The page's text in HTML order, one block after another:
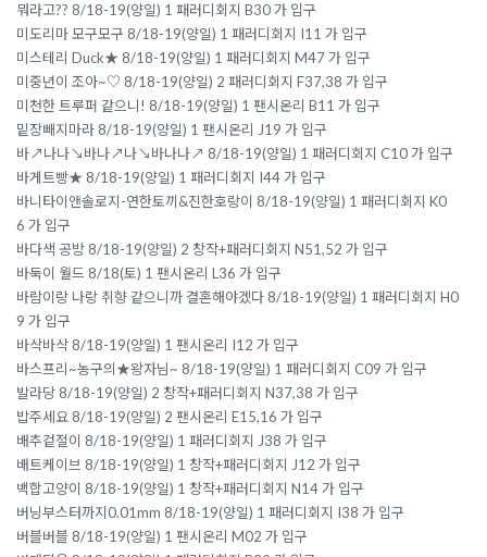
뭐라고?? 8/18-19(양일) 1 패러디회지 B30 가 입구
미도리마 모구모구 8/18-19(양일) 1 패러디회지 I11 가 입구
미스테리 Duck★ 8/18-19(양일) 1 패러디회지 M47 가 입구
미중년이 조아~♡ 8/18-19(양일) 2 패러디회지 F37,38 가 입구
미천한 트루퍼 같으니! 8/18-19(양일) 1 팬시온리 B11 가 입구
밑장빼지마라 8/18-19(양일) 1 팬시온리 J19 가 입구
바↗나나↘바나↗나↘바나나↗ 8/18-19(양일) 1 패러디회지 C10 가 입구
바게트빵★ 8/18-19(양일) 1 패러디회지 I44 가 입구
바니타이앤솔로지-연한토끼&진한호랑이 8/18-19(양일) 1 패러디회지 K0
6 가 입구
바다색 공방 8/18-19(양일) 2 창작+패러디회지 N51,52 가 입구
바둑이 월드 8/18(토) 1 팬시온리 L36 가 입구
바람이랑 나랑 취향 같으니까 결혼해야겠다 8/18-19(양일) 1 패러디회지 H0
9 가 입구
바삭바삭 8/18-19(양일) 1 팬시온리 I12 가 입구
바스프리~농구의★왕자님~ 8/18-19(양일) 1 패러디회지 C09 가 입구
발라당 8/18-19(양일) 2 창작+패러디회지 N37,38 가 입구
밥주세요 8/18-19(양일) 2 팬시온리 E15,16 가 입구
배추겉절이 8/18-19(양일) 1 패러디회지 J38 가 입구
배트케이브 8/18-19(양일) 1 창작+패러디회지 J12 가 입구
백합고양이 8/18-19(양일) 1 창작+패러디회지 N14 가 입구
버닝부스터까지0.01mm 8/18-19(양일) 1 패러디회지 I38 가 입구
버블버블 8/18-19(양일) 1 팬시온리 M02 가 입구